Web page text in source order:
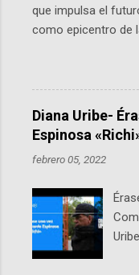
que impulsa el
como epicentro de
hackathon global
Agencia Espacial
la vida cotidiana.
Planetario de
Andes, reúne a
Colombia y líderes
por qué importa en
competencia
ciudades, donde
idear startups
Diana Uribe-
Espinosa
febrero 05, 2022